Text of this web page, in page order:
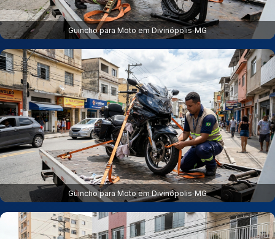
Guincho para Moto em Divinópolis‑MG
Guincho para Moto em Divinópolis‑MG